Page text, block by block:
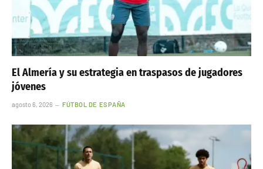
El Almería y su estrategia en traspasos de jugadores
jóvenes
agosto 6, 2026 FÚTBOL DE ESPAÑA